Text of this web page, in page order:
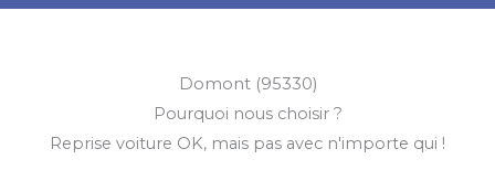
Domont (95330)
Pourquoi nous choisir ?
Reprise voiture OK, mais pas avec n'importe qui !